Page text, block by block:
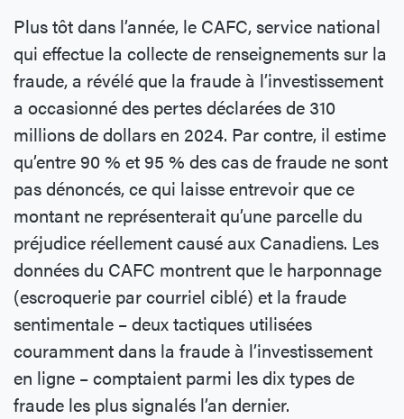
Plus tôt dans l’année, le CAFC, service national
qui effectue la collecte de renseignements sur la
fraude, a révélé que la fraude à l’investissement
a occasionné des pertes déclarées de 310
millions de dollars en 2024. Par contre, il estime
qu’entre 90 % et 95 % des cas de fraude ne sont
pas dénoncés, ce qui laisse entrevoir que ce
montant ne représenterait qu’une parcelle du
préjudice réellement causé aux Canadiens. Les
données du CAFC montrent que le harponnage
(escroquerie par courriel ciblé) et la fraude
sentimentale – deux tactiques utilisées
couramment dans la fraude à l’investissement
en ligne – comptaient parmi les dix types de
fraude les plus signalés l’an dernier.